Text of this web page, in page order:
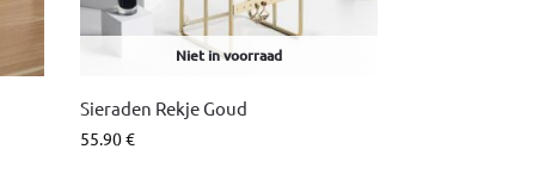
Niet in voorraad
Sieraden Rekje Goud
55.90€